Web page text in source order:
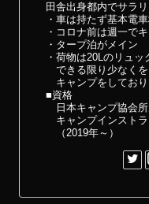
田舎出身都内でサラ
・車は持たず基本電
・コロナ前は週一で
・タープ泊がメイン
・荷物は20Lのリュッ
できる限り少なくを
キャンプをしており
■資格
日本キャンプ協会所
キャンプインストラ
（2019年～）